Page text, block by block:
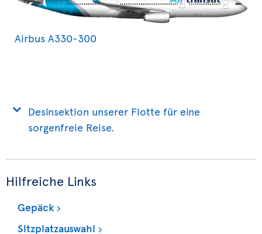
Airbus A330-300
Desinsektion unserer Flotte für eine
sorgenfreie Reise.
Hilfreiche Links
Gepäck
Sitzplatzauswahl